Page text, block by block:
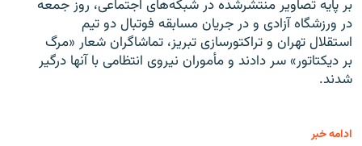
بر پایه تصاویر منتشرشده در شبکه‌های اجتماعی، روز جمعه
در ورزشگاه آزادی و در جریان مسابقه فوتبال دو تیم
استقلال تهران و تراکتورسازی تبریز، تماشاگران شعار «مرگ
بر دیکتاتور» سر دادند و مأموران نیروی انتظامی با آنها درگیر
شدند.
ادامه خبر